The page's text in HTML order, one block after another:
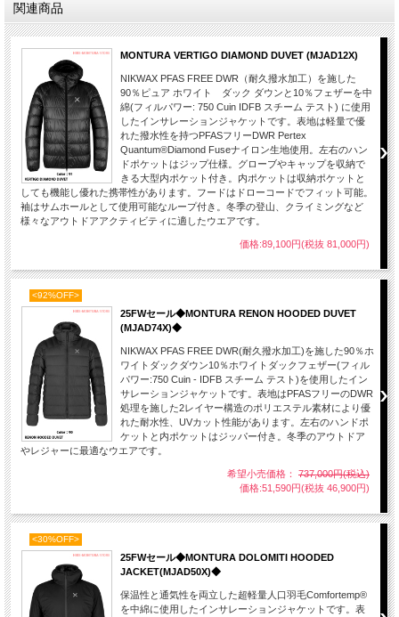
関連商品
MONTURA VERTIGO DIAMOND DUVET (MJAD12X)
NIKWAX PFAS FREE DWR（耐久撥水加工）を施した
90％ピュア ホワイト ダック ダウンと10％フェザーを中
綿(フィルパワー: 750 Cuin IDFB スチーム テスト) に使用
したインサレーションジャケットです。表地は軽量で優
れた撥水性を持つPFASフリーDWR Pertex
Quantum®Diamond Fuseナイロン生地使用。左右のハン
ドポケットはジップ仕様。グローブやキャップを収納で
きる大型内ポケット付き。内ポケットは収納ポケットと
しても機能し優れた携帯性があります。フードはドローコードでフィット可能。
袖はサムホールとして使用可能なループ付き。冬季の登山、クライミングなど
様々なアウトドアアクティビティに適したウエアです。
価格:89,100円(税抜 81,000円)
<92%OFF>
25FWセール◆MONTURA RENON HOODED DUVET
(MJAD74X)◆
NIKWAX PFAS FREE DWR(耐久撥水加工)を施した90％ホ
ワイトダックダウン10％ホワイトダックフェザー(フィル
パワー:750 Cuin - IDFB スチーム テスト)を使用したイン
サレーションジャケットです。表地はPFASフリーのDWR
処理を施した2レイヤー構造のポリエステル素材により優
れた耐水性、UVカット性能があります。左右のハンドポ
ケットと内ポケットはジッパー付き。冬季のアウトドア
やレジャーに最適なウエアです。
希望小売価格： 737,000円(税込)
価格:51,590円(税抜 46,900円)
<30%OFF>
25FWセール◆MONTURA DOLOMITI HOODED
JACKET(MJAD50X)◆
保温性と通気性を両立した超軽量人口羽毛Comfortemp®
を中綿に使用したインサレーションジャケットです。表